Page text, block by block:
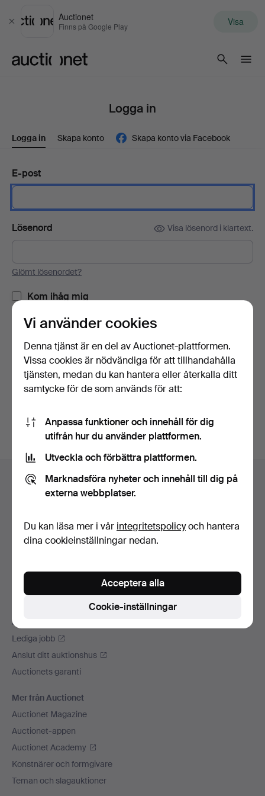
Stäng
Auctionet
Finns på Google Play Visa
Logga in
Logga in Skapa konto Skapa konto via Facebook
E-post
Lösenord Visa lösenord i klartext.
Glömt lösenordet?
Kom ihåg mig
Logga in
eller logga in via Facebook här
Sidfotsnavigation
Hjälp och kontakt
Kontakta support
Betalningsalternativ
Vi skickar med
Auctionet
Press
Lediga jobb
Anslut ditt auktionshus
Auctionets garanti
Mer från Auctionet
Auctionet Magazine
Auctionet-appen
Auctionet Academy
Konstnärer och formgivare
Teman och slagauktioner
Vi använder cookies
Denna tjänst är en del av Auctionet-plattformen.
Vissa cookies är nödvändiga för att tillhandahålla
tjänsten, medan du kan hantera eller återkalla ditt
samtycke för de som används för att:
Anpassa funktioner och innehåll för dig
utifrån hur du använder plattformen.
Utveckla och förbättra plattformen.
Marknadsföra nyheter och innehåll till dig på
externa webbplatser.
Du kan läsa mer i vår integritetspolicyoch hantera
dina cookieinställningar nedan.
Cookie-inställningar
Acceptera alla